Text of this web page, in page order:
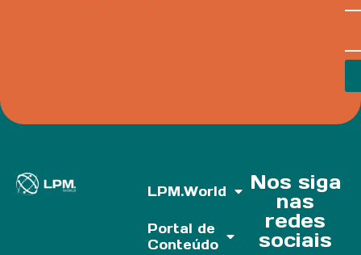
LPM.World
Portal de
Conteúdo
Nos siga
nas
redes
sociais